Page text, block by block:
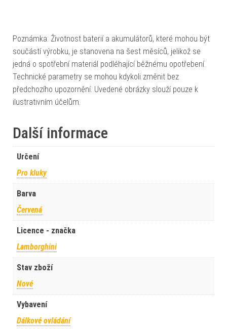
Poznámka: Životnost baterií a akumulátorů, které mohou být
součástí výrobku, je stanovena na šest měsíců, jelikož se
jedná o spotřební materiál podléhající běžnému opotřebení.
Technické parametry se mohou kdykoli změnit bez
předchozího upozornění. Uvedené obrázky slouží pouze k
ilustrativním účelům.
Další informace
Určení
Pro kluky
Barva
Červená
Licence - značka
Lamborghini
Stav zboží
Nové
Vybavení
Dálkové ovládání